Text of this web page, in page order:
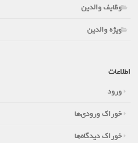
وظایف والدین
ویژه والدین
اطلاعات
ورود
خوراک ورودی‌ها
خوراک دیدگاه‌ها